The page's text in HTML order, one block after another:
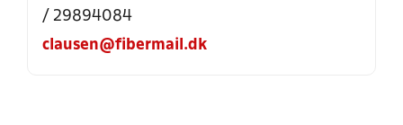
/ 29894084
clausen@fibermail.dk